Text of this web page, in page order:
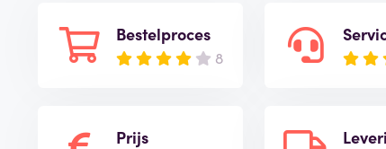
Bestelproces
8
Prijs